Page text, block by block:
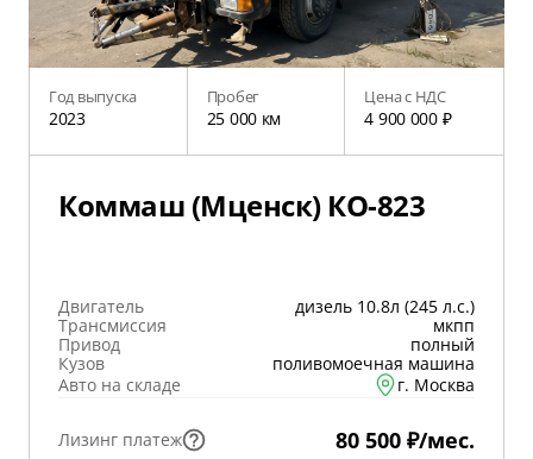
Год выпуска
2023
Пробег
25 000 км
Цена с НДС
4 900 000 ₽
Коммаш (Мценск) КО-823
Двигатель
дизель 10.8л (245 л.с.)
Трансмиссия
мкпп
Привод
полный
Кузов
поливомоечная машина
Авто на складе
г. Москва
Лизинг платеж 80 500 ₽/мес.